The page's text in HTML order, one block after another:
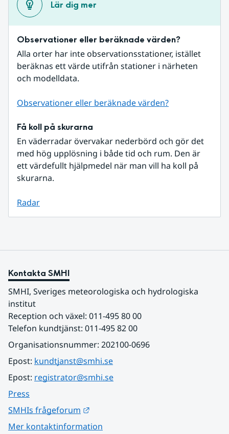
Lär dig mer
Observationer eller beräknade värden?
Alla orter har inte observationsstationer, istället
beräknas ett värde utifrån stationer i närheten
och modelldata.
Observationer eller beräknade värden?
Få koll på skurarna
En väderradar övervakar nederbörd och gör det
med hög upplösning i både tid och rum. Den är
ett värdefullt hjälpmedel när man vill ha koll på
skurarna.
Radar
Kontakta SMHI
SMHI, Sveriges meteorologiska och hydrologiska
institut
Reception och växel: 011-495 80 00
Telefon kundtjänst: 011-495 82 00
Organisationsnummer: 202100-0696
Epost: kundtjanst@smhi.se
Epost: registrator@smhi.se
Press
SMHIs frågeforum
Mer kontaktinformation